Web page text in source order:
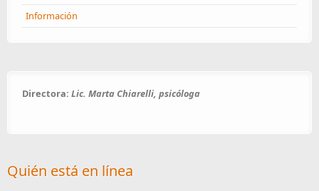
Información
Directora: Lic. Marta Chiarelli, psicóloga
Quién está en línea